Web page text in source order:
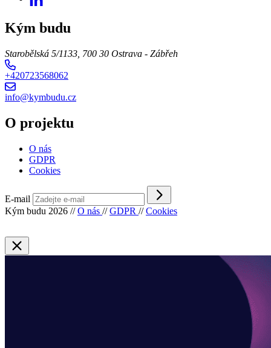
Kým budu
Starobělská 5/1133, 700 30 Ostrava - Zábřeh
+420723568062
info@kymbudu.cz
O projektu
O nás
GDPR
Cookies
E-mail
Kým budu 2026 // O nás // GDPR // Cookies